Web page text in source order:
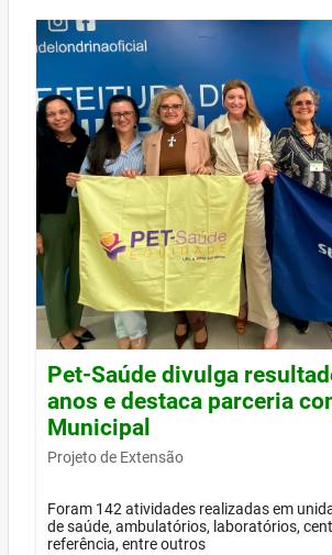
Pet-Saúde divulga
anos e destaca parceria
Municipal
Projeto de Extensão
Foram 142 atividades realizadas em
de saúde, ambulatórios, laboratórios,
referência, entre outros